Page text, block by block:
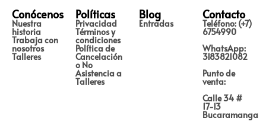
Conócenos
Nuestra
historia
Trabaja con
nosotros
Talleres
Políticas
Privacidad
Términos y
condiciones
Política de
Cancelación
o No
Asistencia a
Talleres
Blog
Entradas
Contacto
Teléfono: (+7)
6754990
WhatsApp:
3183821082
Punto de
venta:
Calle 34 #
17-13
Bucaramanga